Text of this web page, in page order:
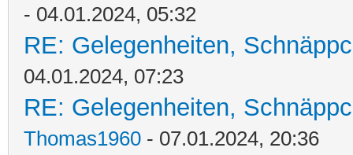
- 04.01.2024, 05:32
RE: Gelegenheiten,
04.01.2024, 07:23
RE: Gelegenheiten,
Thomas1960 - 07.01.2024, 20:36